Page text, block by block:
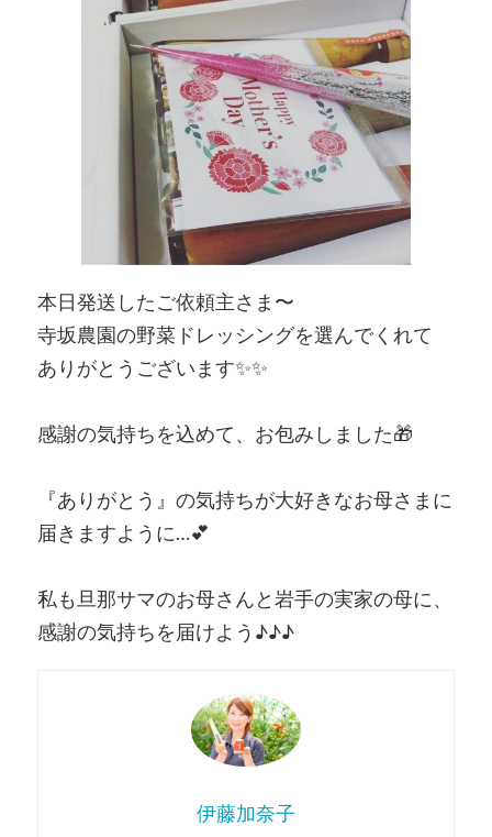
本日発送したご依頼主さま〜
寺坂農園の野菜ドレッシングを選んでくれて
ありがとうございます✨✨
感謝の気持ちを込めて、お包みしました🎁
『ありがとう』の気持ちが大好きなお母さまに
届きますように…💕
私も旦那サマのお母さんと岩手の実家の母に、
感謝の気持ちを届けよう♪♪♪
伊藤加奈子